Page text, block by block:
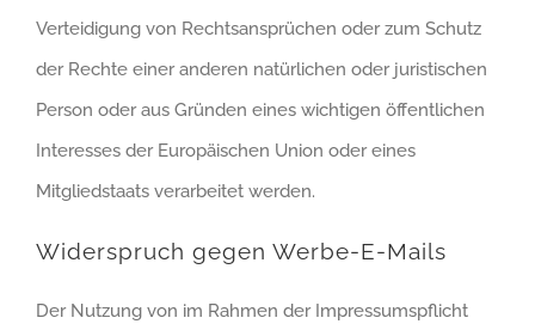
Verteidigung von Rechtsansprüchen oder zum Schutz
der Rechte einer anderen natürlichen oder juristischen
Person oder aus Gründen eines wichtigen öffentlichen
Interesses der Europäischen Union oder eines
Mitgliedstaats verarbeitet werden.
Widerspruch gegen Werbe-E-Mails
Der Nutzung von im Rahmen der Impressumspflicht